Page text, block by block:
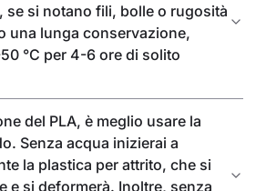
se si notano fili, bolle o rugosità
una lunga conservazione,
°C per 4-6 ore di solito
del PLA, è meglio usare la
Senza acqua inizierai a
la plastica per attrito, che si
e si deformerà. Inoltre, senza